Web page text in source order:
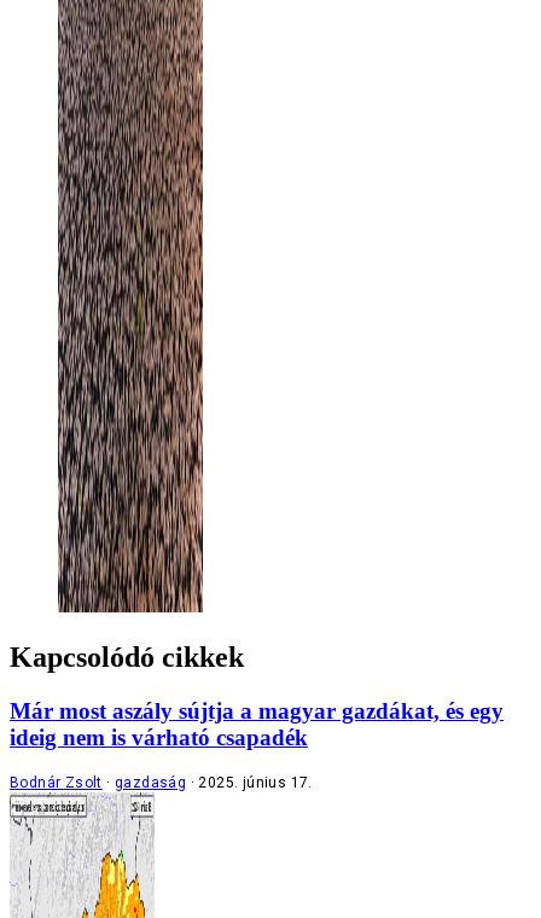
Kapcsolódó cikkek
Már most aszály sújtja a magyar gazdákat, és egy
ideig nem is várható csapadék
Bodnár Zsolt gazdaság 2025. június 17.